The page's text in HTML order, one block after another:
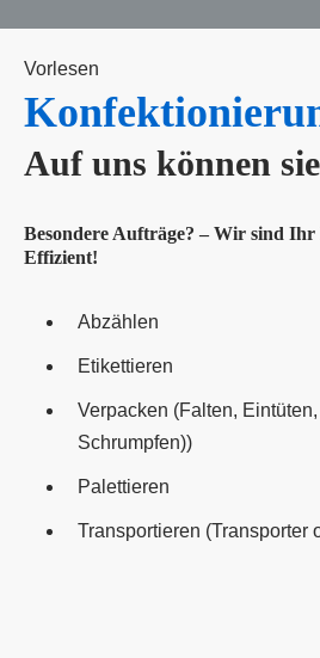
Vorlesen
Auf uns können
Besondere Aufträge? – Wir sind
Effizient!
Abzählen
Etikettieren
Verpacken (Falten,
Schrumpfen))
Palettieren
Transportieren (Transporter